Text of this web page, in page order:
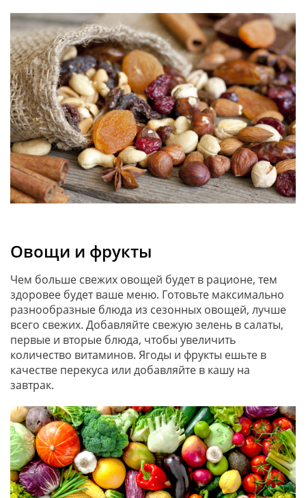
Овощи и фрукты
Чем больше свежих овощей будет в рационе, тем
здоровее будет ваше меню. Готовьте максимально
разнообразные блюда из сезонных овощей, лучше
всего свежих. Добавляйте свежую зелень в салаты,
первые и вторые блюда, чтобы увеличить
количество витаминов. Ягоды и фрукты ешьте в
качестве перекуса или добавляйте в кашу на
завтрак.